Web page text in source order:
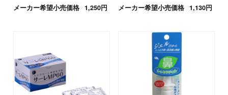
メーカー希望小売価格 1,250円 メーカー希望小売価格 1,130円